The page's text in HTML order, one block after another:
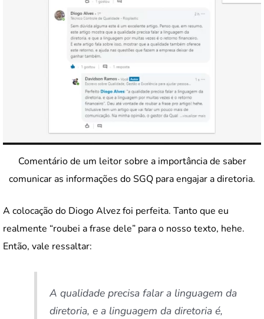
Comentário de um leitor sobre a importância de saber
comunicar as informações do SGQ para engajar a diretoria.
A colocação do Diogo Alvez foi perfeita. Tanto que eu
realmente “roubei a frase dele” para o nosso texto, hehe.
Então, vale ressaltar:
A qualidade precisa falar a linguagem da
diretoria, e a linguagem da diretoria é,